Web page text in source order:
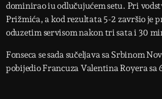
dominirao iu odlučujućem setu. Pri
Prižmića, a kod rezultata 5-2 završio je
oduzetim servisom nakon tri sata i 30
Fonseca se sada sučeljava sa Srbinom
pobijedio Francuza Valentina Royera sa